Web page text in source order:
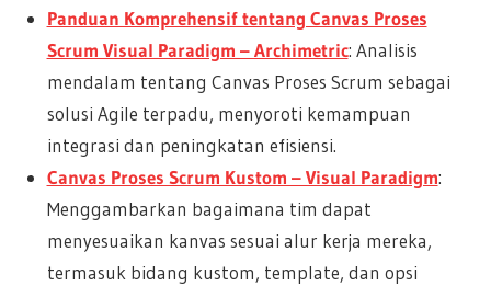
Panduan Komprehensif tentang Canvas Proses
Scrum Visual Paradigm – Archimetric: Analisis
mendalam tentang Canvas Proses Scrum sebagai
solusi Agile terpadu, menyoroti kemampuan
integrasi dan peningkatan efisiensi.
Canvas Proses Scrum Kustom – Visual Paradigm:
Menggambarkan bagaimana tim dapat
menyesuaikan kanvas sesuai alur kerja mereka,
termasuk bidang kustom, template, dan opsi